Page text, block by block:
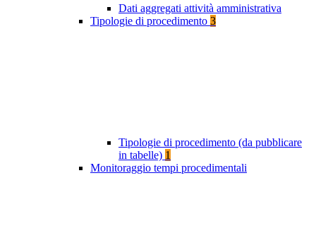
Dati aggregati attività amministrativa
Tipologie di procedimento 3
Tipologie di procedimento (da pubblicare
in tabelle) 1
Monitoraggio tempi procedimentali